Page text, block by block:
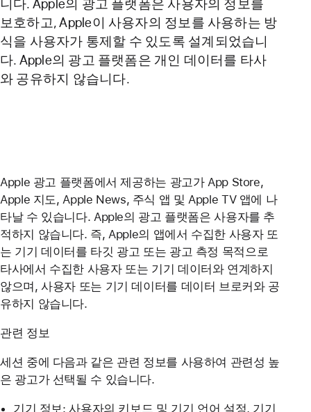
니다. Apple의 광고 플랫폼은 사용자의 정보를
보호하고, Apple이 사용자의 정보를 사용하는 방
식을 사용자가 통제할 수 있도록 설계되었습니
다. Apple의 광고 플랫폼은 개인 데이터를 타사
와 공유하지 않습니다.
Apple 광고 플랫폼에서 제공하는 광고가 App Store,
Apple 지도, Apple News, 주식 앱 및 Apple TV 앱에 나
타날 수 있습니다. Apple의 광고 플랫폼은 사용자를 추
적하지 않습니다. 즉, Apple의 앱에서 수집한 사용자 또
는 기기 데이터를 타깃 광고 또는 광고 측정 목적으로
타사에서 수집한 사용자 또는 기기 데이터와 연계하지
않으며, 사용자 또는 기기 데이터를 데이터 브로커와 공
유하지 않습니다.
관련 정보
세션 중에 다음과 같은 관련 정보를 사용하여 관련성 높
은 광고가 선택될 수 있습니다.
기기 정보: 사용자의 키보드 및 기기 언어 설정, 기기